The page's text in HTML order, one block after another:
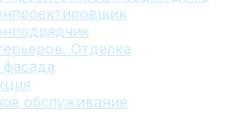
Отделка
обслуживание